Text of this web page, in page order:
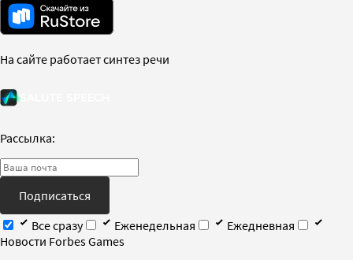
На сайте работает синтез речи
Рассылка:
Подписаться
Все сразу
Еженедельная
Ежедневная
Новости Forbes Games